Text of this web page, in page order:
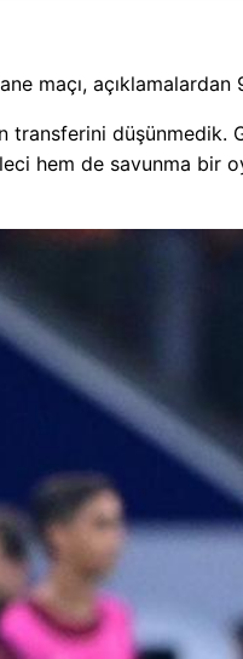
maçı,
transferini düşünmedik.
hem de savunma bir